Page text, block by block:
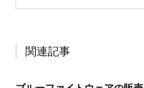
関連記事